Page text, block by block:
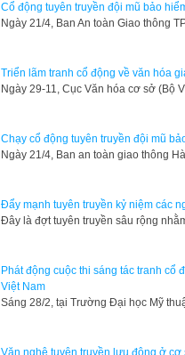
Cổ động tuyên truyền đội mũ bảo
​Ngày 21/4, Ban An toàn Giao thông
Triển lãm tranh cổ động về văn hóa
​Ngày 29-11, Cục Văn hóa cơ sở (Bộ
Chạy cổ động tuyên truyền đội mũ
​Ngày 21/4, Ban an toàn giao thông
Đẩy mạnh tuyên truyền kỷ niệm các
Đây là đợt tuyên truyền sâu rộng
Phát động cuộc thi sáng tác tranh cổ
Việt Nam
Sáng 28/2, tại Trường Đại học Mỹ